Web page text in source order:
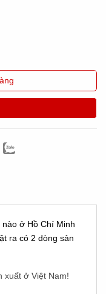
ở Hồ Chí Minh
ra có 2 dòng sản
xuất ở Việt Nam!